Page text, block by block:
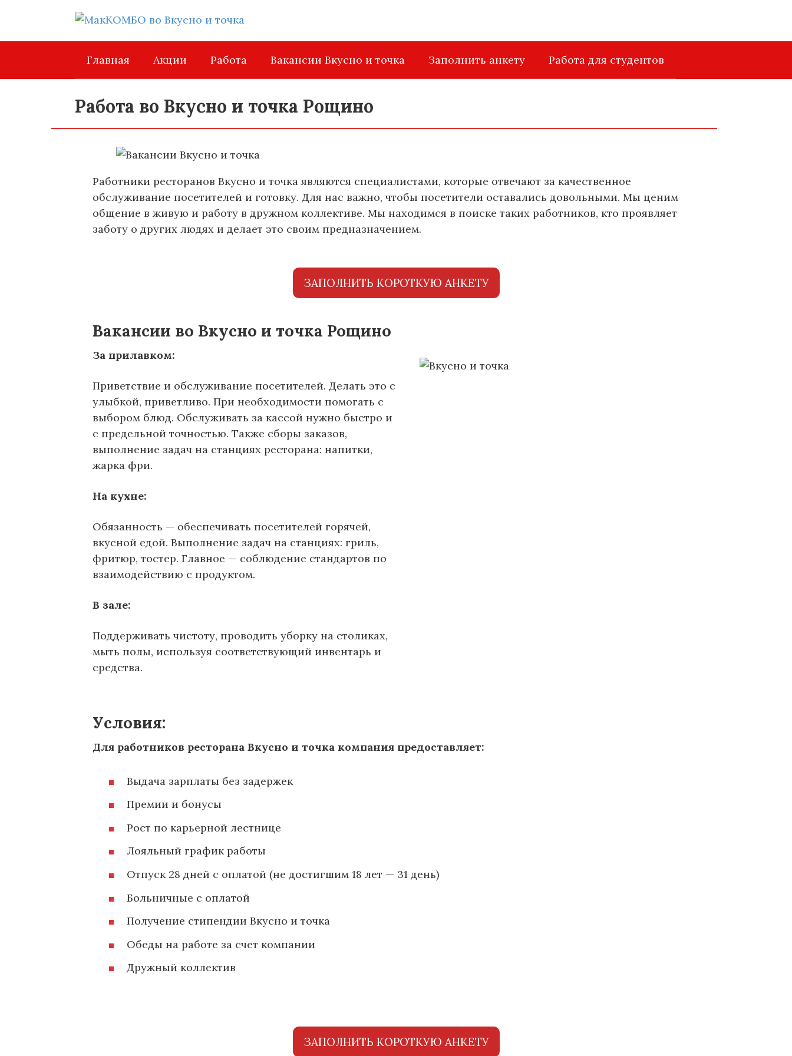
контенту
Главная
Акции Работа Вакансии Вкусно и точка Заполнить анкету Работа для студентов
Работа во Вкусно и точка Рощино
Работники ресторанов Вкусно и точка являются специалистами, которые отвечают за качественное
обслуживание посетителей и готовку. Для нас важно, чтобы посетители оставались довольными. Мы ценим
общение в живую и работу в дружном коллективе. Мы находимся в поиске таких работников, кто проявляет
заботу о других людях и делает это своим предназначением.
ЗАПОЛНИТЬ КОРОТКУЮ АНКЕТУ
Вакансии во Вкусно и точка Рощино
За прилавком:
Приветствие и обслуживание посетителей. Делать это с
улыбкой, приветливо. При необходимости помогать с
выбором блюд. Обслуживать за кассой нужно быстро и
с предельной точностью. Также сборы заказов,
выполнение задач на станциях ресторана: напитки,
жарка фри.
На кухне:
Обязанность — обеспечивать посетителей горячей,
вкусной едой. Выполнение задач на станциях: гриль,
фритюр, тостер. Главное — соблюдение стандартов по
взаимодействию с продуктом.
В зале:
Поддерживать чистоту, проводить уборку на столиках,
мыть полы, используя соответствующий инвентарь и
средства.
Условия:
Для работников ресторана Вкусно и точка компания предоставляет:
Выдача зарплаты без задержек
Премии и бонусы
Рост по карьерной лестнице
Лояльный график работы
Отпуск 28 дней с оплатой (не достигшим 18 лет — 31 день)
Больничные с оплатой
Получение стипендии Вкусно и точка
Обеды на работе за счет компании
Дружный коллектив
ЗАПОЛНИТЬ КОРОТКУЮ АНКЕТУ